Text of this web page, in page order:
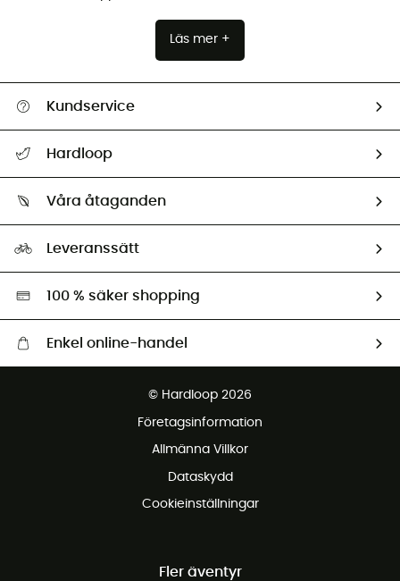
Läs mer +
Kundservice
Retur & återbetalning
Hardloop
Ambassadörer
Våra åtaganden
Miljöanpassat urval
Leveranssätt
100 % säker shopping
Enkel online-handel
Gratis retur inom 100 dagar
© Hardloop 2026
Företagsinformation
Allmänna Villkor
Dataskydd
Cookieinställningar
Fler äventyr